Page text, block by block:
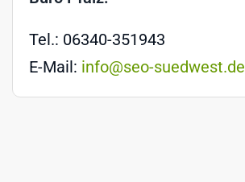
Tel.: 06340-351943
E-Mail: info@seo-suedwest.de